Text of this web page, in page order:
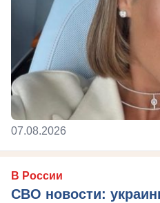
07.08.2026
В России
СВО новости: